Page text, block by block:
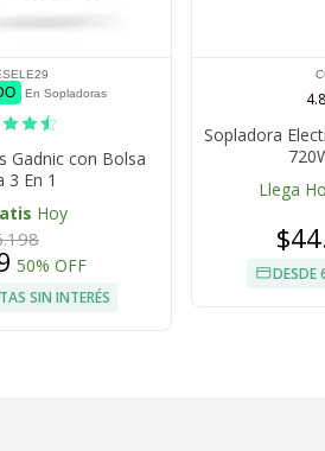
En Sopladoras
Gadnic con Bolsa
3 En 1
Hoy
50% OFF
SIN INTERÉS
4.8
Sopladora
Llega
DESDE